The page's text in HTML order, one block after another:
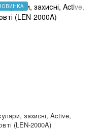
захисні, Active,
(LEN-2000A)